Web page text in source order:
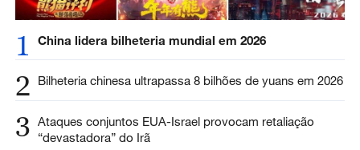
1 China lidera bilheteria mundial em 2026
2 Bilheteria chinesa ultrapassa 8 bilhões de yuans em 2026
3 Ataques conjuntos EUA-Israel provocam retaliação
“devastadora” do Irã